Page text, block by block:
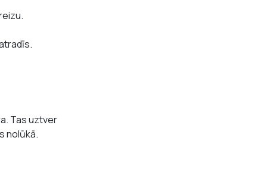
Tas uztver
nolūkā.